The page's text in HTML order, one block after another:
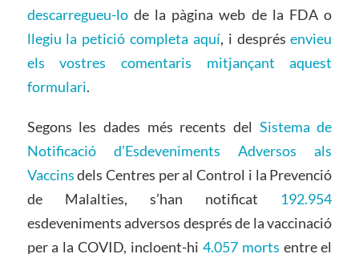
descarregueu-lode la pàgina web de la FDA o
llegiu la petició completa aquí, i desprésenvieu
els vostres comentaris mitjançant aquest
formulari.
Segons les dades més recents del Sistema de
Notificació d’Esdeveniments Adversos als
Vaccinsdels Centres per al Control i la Prevenció
de Malalties, s’han notificat 192.954
esdeveniments adversos després de la vaccinació
per a la COVID, incloent-hi 4.057 morts entre el